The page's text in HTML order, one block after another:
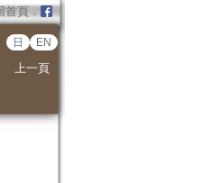
首頁．
日 EN
上一頁